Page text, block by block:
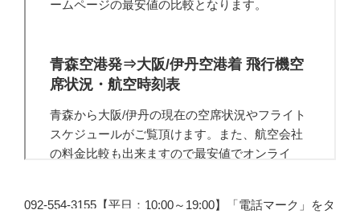
092-554-3155【平日：10:00～19:00】「電話マーク」をタ